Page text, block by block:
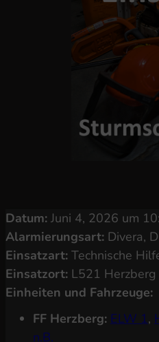
Datum: Juni 4, 2026 um
Alarmierungsart: Divera,
Einsatzart: Technische
Einsatzort: L521
Einheiten und Fahrzeuge:
FF Herzberg: ELW 1,
n.B.